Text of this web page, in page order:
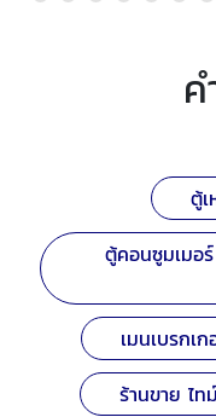
ตู้
ตู้คอนซูมเมอ
เมนเบรกเ
ร้านขาย ไ